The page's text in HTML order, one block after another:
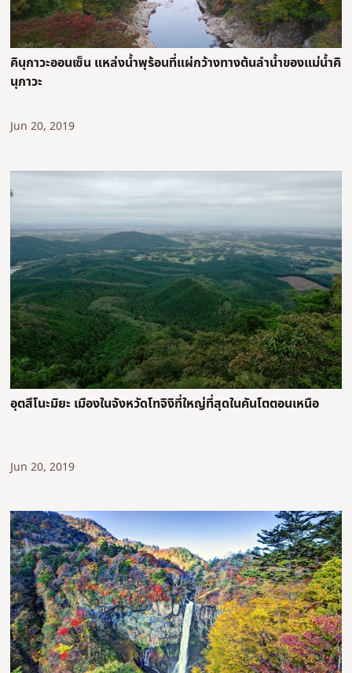
คินุกาวะออนเซ็น แหล่งน้ำพุร้อนที่แผ่กว้างทางต้นลำน้ำของแม่น้ำคิ
นุกาวะ
Jun 20, 2019
อุตสึโนะมิยะ เมืองในจังหวัดโทจิงิที่ใหญ่ที่สุดในคันโตตอนเหนือ
Jun 20, 2019